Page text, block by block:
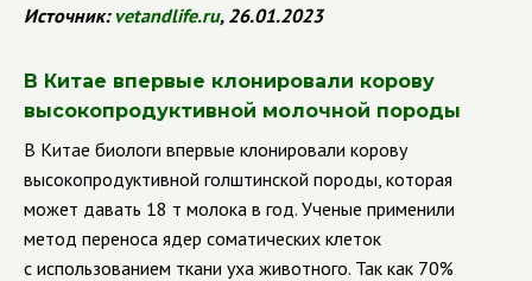
Источник:vetandlife.ru, 26.01.2023
В Китае впервые клонировали корову
высокопродуктивной молочной породы
В Китае биологи впервые клонировали корову
высокопродуктивной голштинской породы, которая
может давать 18 т молока в год. Ученые применили
метод переноса ядер соматических клеток
с использованием ткани уха животного. Так как 70%